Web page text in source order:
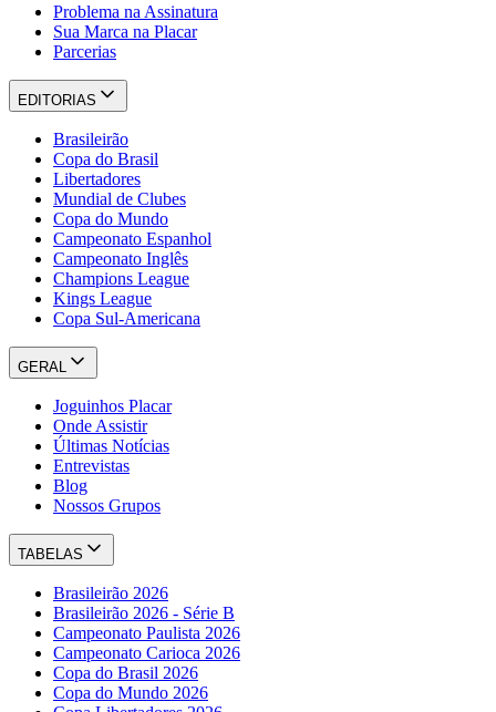
Problema na Assinatura
Sua Marca na Placar
Parcerias
EDITORIAS
Brasileirão
Copa do Brasil
Libertadores
Mundial de Clubes
Copa do Mundo
Campeonato Espanhol
Campeonato Inglês
Champions League
Kings League
Copa Sul-Americana
GERAL
Joguinhos Placar
Onde Assistir
Últimas Notícias
Entrevistas
Blog
Nossos Grupos
TABELAS
Brasileirão 2026
Brasileirão 2026 - Série B
Campeonato Paulista 2026
Campeonato Carioca 2026
Copa do Brasil 2026
Copa do Mundo 2026